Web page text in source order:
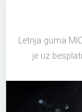
Letnja guma
je uz